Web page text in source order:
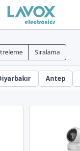
Sıralama
Antep